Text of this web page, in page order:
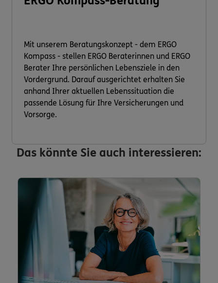
Mit unserem Beratungskonzept - dem ERGO
Kompass - stellen ERGO Beraterinnen und ERGO
Berater Ihre persönlichen Lebensziele in den
Vordergrund. Darauf ausgerichtet erhalten Sie
anhand Ihrer aktuellen Lebenssituation die
passende Lösung für Ihre Versicherungen und
Vorsorge.
Das könnte Sie auch interessieren: